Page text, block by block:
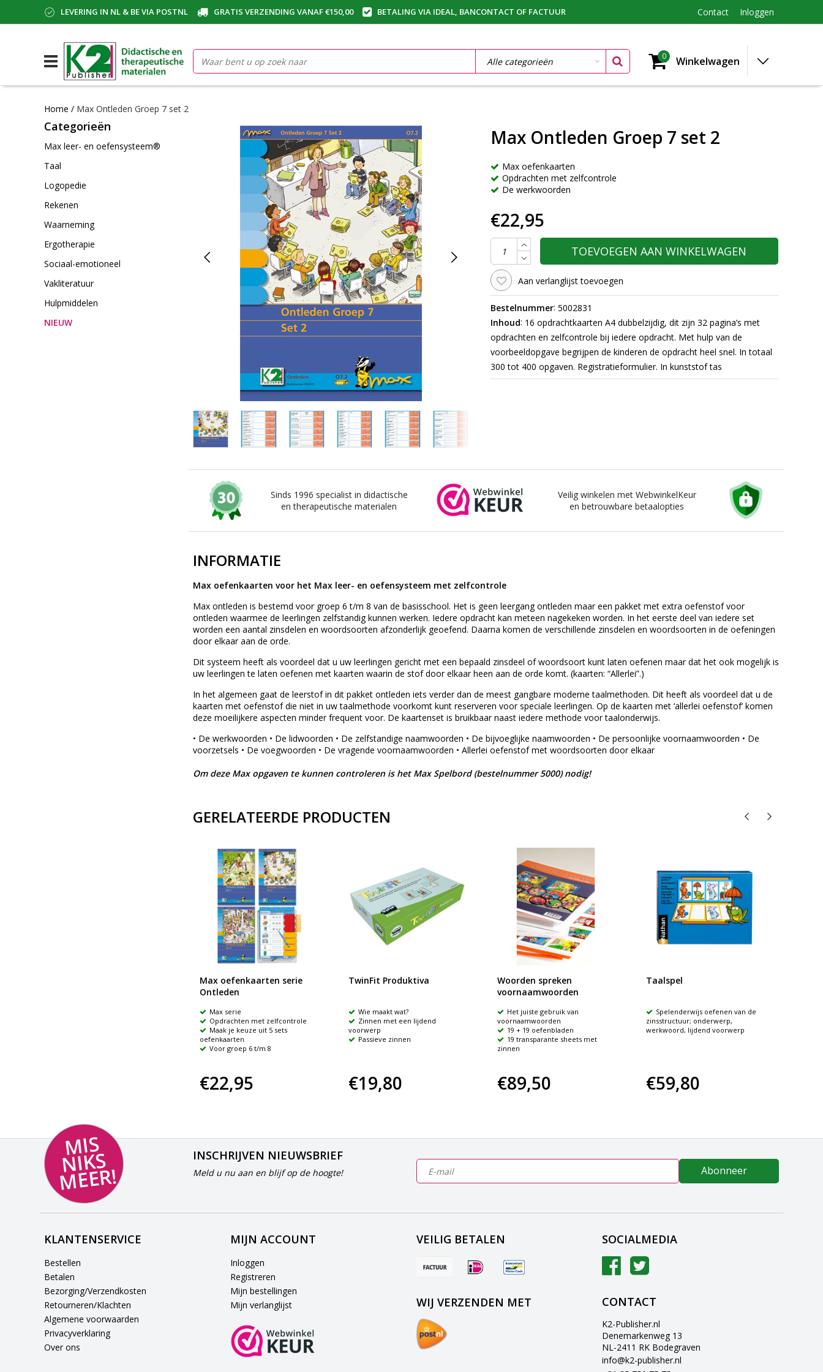
LEVERING IN NL & BE VIA POSTNL GRATIS VERZENDING VANAF €150,00 BETALING VIA IDEAL, BANCONTACT OF FACTUUR Contact Inloggen
0 Winkelwagen
Home / Max Ontleden Groep 7 set 2
Categorieën
Max leer- en oefensysteem®
Taal
Logopedie
Rekenen
Waarneming
Ergotherapie
Sociaal-emotioneel
Vakliteratuur
Hulpmiddelen
NIEUW
Max Ontleden Groep 7 set 2
Max oefenkaarten
Opdrachten met zelfcontrole
De werkwoorden
€22,95
TOEVOEGEN AAN WINKELWAGEN
Aan verlanglijst toevoegen
Bestelnummer: 5002831
Inhoud: 16 opdrachtkaarten A4 dubbelzijdig, dit zijn 32 pagina’s met
opdrachten en zelfcontrole bij iedere opdracht. Met hulp van de
voorbeeldopgave begrijpen de kinderen de opdracht heel snel. In totaal
300 tot 400 opgaven. Registratieformulier. In kunststof tas
Sinds 1996 specialist in didactische
en therapeutische materialen
Veilig winkelen met WebwinkelKeur
en betrouwbare betaalopties
INFORMATIE
Max oefenkaarten voor het Max leer- en oefensysteem met zelfcontrole
Max ontleden is bestemd voor groep 6 t/m 8 van de basisschool. Het is geen leergang ontleden maar een pakket met extra oefenstof voor
ontleden waarmee de leerlingen zelfstandig kunnen werken. Iedere opdracht kan meteen nagekeken worden. In het eerste deel van iedere set
worden een aantal zinsdelen en woordsoorten afzonderlijk geoefend. Daarna komen de verschillende zinsdelen en woordsoorten in de oefeningen
door elkaar aan de orde.
Dit systeem heeft als voordeel dat u uw leerlingen gericht met een bepaald zinsdeel of woordsoort kunt laten oefenen maar dat het ook mogelijk is
uw leerlingen te laten oefenen met kaarten waarin de stof door elkaar heen aan de orde komt. (kaarten: “Allerlei”.)
In het algemeen gaat de leerstof in dit pakket ontleden iets verder dan de meest gangbare moderne taalmethoden. Dit heeft als voordeel dat u de
kaarten met oefenstof die niet in uw taalmethode voorkomt kunt reserveren voor speciale leerlingen. Op de kaarten met ‘allerlei oefenstof’ komen
deze moeilijkere aspecten minder frequent voor. De kaartenset is bruikbaar naast iedere methode voor taalonderwijs.
• De werkwoorden • De lidwoorden • De zelfstandige naamwoorden • De bijvoeglijke naamwoorden • De persoonlijke voornaamwoorden • De
voorzetsels • De voegwoorden • De vragende voornaamwoorden • Allerlei oefenstof met woordsoorten door elkaar
Om deze Max opgaven te kunnen controleren is het Max Spelbord (bestelnummer 5000) nodig!
GERELATEERDE PRODUCTEN
Max oefenkaarten serie
Ontleden
Max serie
Opdrachten met zelfcontrole
Maak je keuze uit 5 sets
oefenkaarten
Voor groep 6 t/m 8
€22,95
TwinFit Produktiva
Wie maakt wat?
Zinnen met een lijdend
voorwerp
Passieve zinnen
€19,80
Woorden spreken
voornaamwoorden
Het juiste gebruik van
voornaamwoorden
19 + 19 oefenbladen
19 transparante sheets met
zinnen
€89,50
Taalspel
Spelenderwijs oefenen van de
zinsstructuur; onderwerp,
werkwoord, lijdend voorwerp
€59,80
MI
S
NI
K
S
M
E
E
R!
INSCHRIJVEN NIEUWSBRIEF
Meld u nu aan en blijf op de hoogte! Abonneer
KLANTENSERVICE
Bestellen
Betalen
Bezorging/Verzendkosten
Retourneren/Klachten
Algemene voorwaarden
Privacyverklaring
Over ons
MIJN ACCOUNT
Inloggen
Registreren
Mijn bestellingen
Mijn verlanglijst
VEILIG BETALEN
WIJ VERZENDEN MET
SOCIALMEDIA
CONTACT
K2-Publisher.nl
Denemarkenweg 13
NL-2411 RK Bodegraven
info@k2-publisher.nl